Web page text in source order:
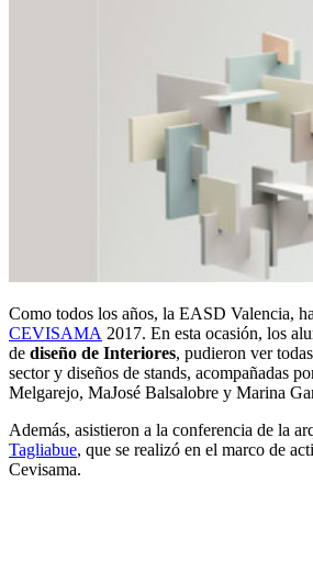
Como todos los años, la EASD Valencia,
CEVISAMA 2017. En esta ocasión, los
de diseño de Interiores, pudieron ver
sector y diseños de stands, acompañadas
Melgarejo, MaJosé Balsalobre y Marina
Además, asistieron a la conferencia de la
Tagliabue, que se realizó en el marco de
Cevisama.